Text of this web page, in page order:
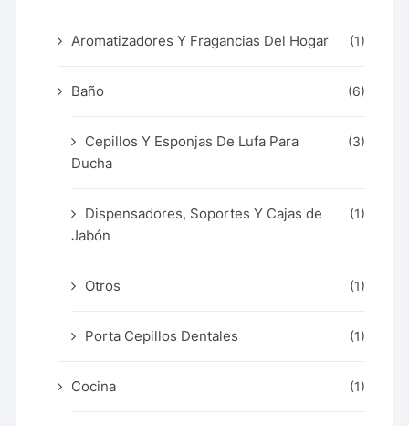
Aromatizadores Y Fragancias Del Hogar (1)
Baño (6)
Cepillos Y Esponjas De Lufa Para
Ducha
(3)
Dispensadores, Soportes Y Cajas de
Jabón
(1)
Otros (1)
Porta Cepillos Dentales (1)
Cocina (1)